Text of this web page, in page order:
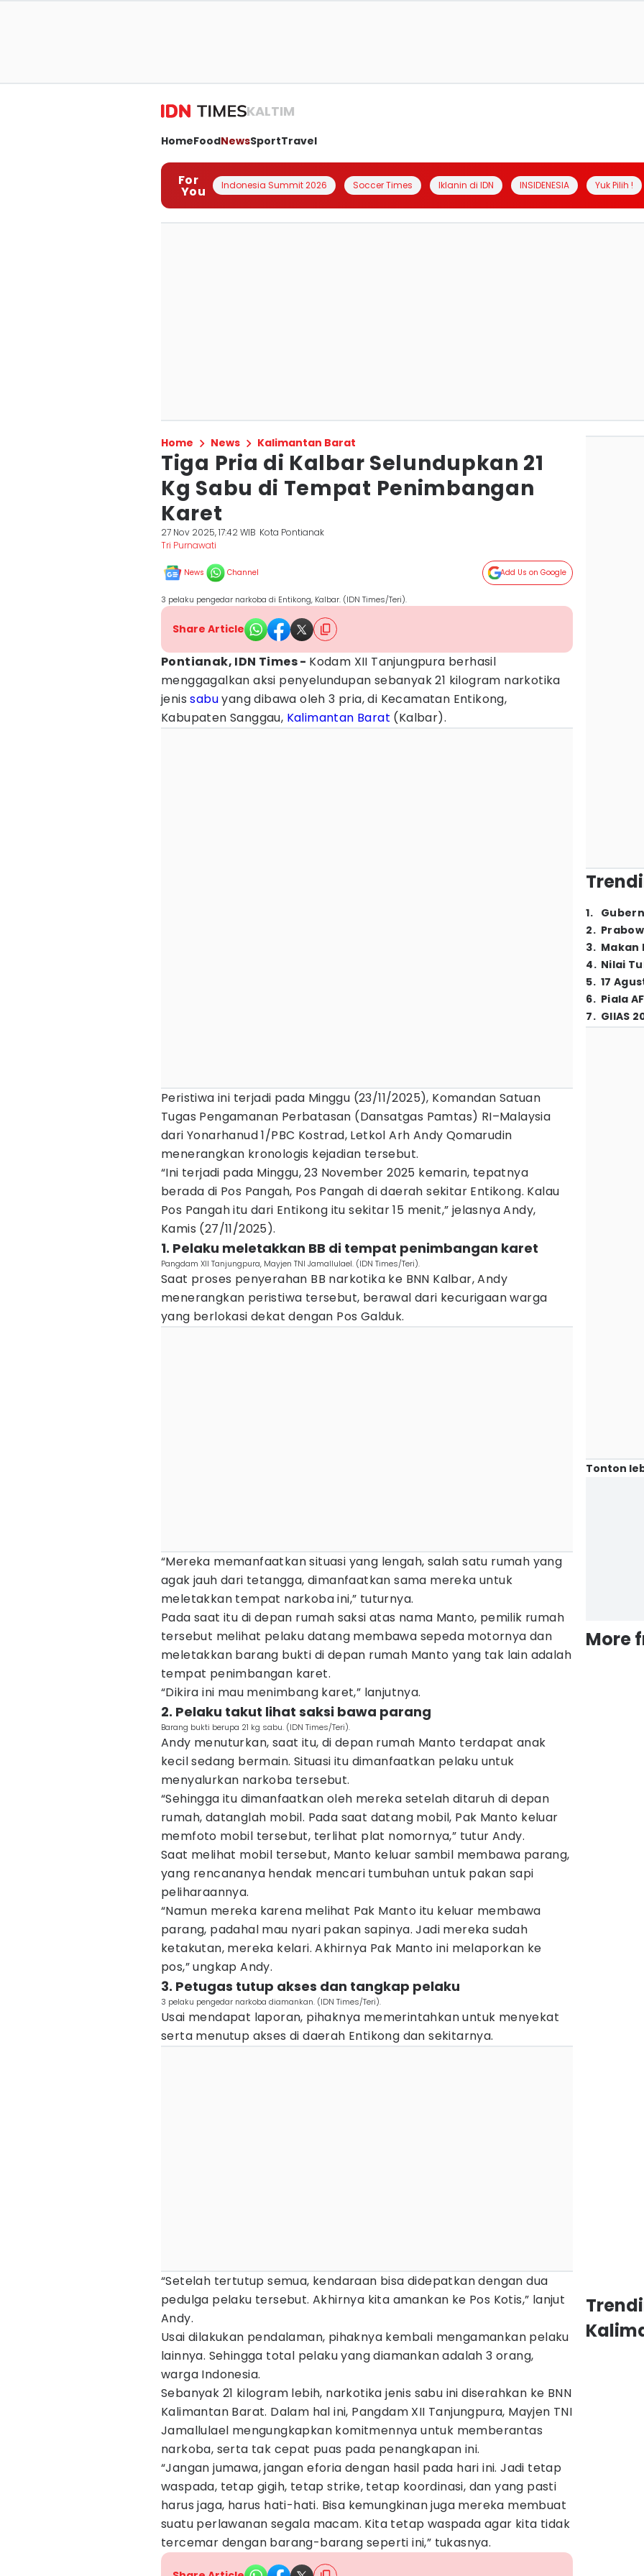
KALTIM
HomeFoodNewsSportTravel
For
You Indonesia Summit 2026 Soccer Times Iklanin di IDN INSIDENESIA Yuk Pilih !
Home News Kalimantan Barat
Tiga Pria di Kalbar Selundupkan 21
Kg Sabu di Tempat Penimbangan
Karet
27 Nov 2025, 17:42 WIB Kota Pontianak
Tri Purnawati
News Channel Add Us on Google
3 pelaku pengedar narkoba di Entikong, Kalbar. (IDN Times/Teri).
Share Article
Pontianak, IDN Times - Kodam XII Tanjungpura berhasil
menggagalkan aksi penyelundupan sebanyak 21 kilogram narkotika
jenissabuyang dibawa oleh 3 pria, di Kecamatan Entikong,
Kabupaten Sanggau, Kalimantan Barat (Kalbar).
Peristiwa ini terjadi pada Minggu (23/11/2025), Komandan Satuan
Tugas Pengamanan Perbatasan (Dansatgas Pamtas) RI–Malaysia
dari Yonarhanud 1/PBC Kostrad, Letkol Arh Andy Qomarudin
menerangkan kronologis kejadian tersebut.
“Ini terjadi pada Minggu, 23 November 2025 kemarin, tepatnya
berada di Pos Pangah, Pos Pangah di daerah sekitar Entikong. Kalau
Pos Pangah itu dari Entikong itu sekitar 15 menit,” jelasnya Andy,
Kamis (27/11/2025).
1. Pelaku meletakkan BB di tempat penimbangan karet
Pangdam XII Tanjungpura, Mayjen TNI Jamallulael. (IDN Times/Teri).
Saat proses penyerahan BB narkotika ke BNN Kalbar, Andy
menerangkan peristiwa tersebut, berawal dari kecurigaan warga
yang berlokasi dekat dengan Pos Galduk.
“Mereka memanfaatkan situasi yang lengah, salah satu rumah yang
agak jauh dari tetangga, dimanfaatkan sama mereka untuk
meletakkan tempat narkoba ini,” tuturnya.
Pada saat itu di depan rumah saksi atas nama Manto, pemilik rumah
tersebut melihat pelaku datang membawa sepeda motornya dan
meletakkan barang bukti di depan rumah Manto yang tak lain adalah
tempat penimbangan karet.
“Dikira ini mau menimbang karet,” lanjutnya.
2. Pelaku takut lihat saksi bawa parang
Barang bukti berupa 21 kg sabu. (IDN Times/Teri).
Andy menuturkan, saat itu, di depan rumah Manto terdapat anak
kecil sedang bermain. Situasi itu dimanfaatkan pelaku untuk
menyalurkan narkoba tersebut.
“Sehingga itu dimanfaatkan oleh mereka setelah ditaruh di depan
rumah, datanglah mobil. Pada saat datang mobil, Pak Manto keluar
memfoto mobil tersebut, terlihat plat nomornya,” tutur Andy.
Saat melihat mobil tersebut, Manto keluar sambil membawa parang,
yang rencananya hendak mencari tumbuhan untuk pakan sapi
peliharaannya.
“Namun mereka karena melihat Pak Manto itu keluar membawa
parang, padahal mau nyari pakan sapinya. Jadi mereka sudah
ketakutan, mereka kelari. Akhirnya Pak Manto ini melaporkan ke
pos,” ungkap Andy.
3. Petugas tutup akses dan tangkap pelaku
3 pelaku pengedar narkoba diamankan. (IDN Times/Teri).
Usai mendapat laporan, pihaknya memerintahkan untuk menyekat
serta menutup akses di daerah Entikong dan sekitarnya.
“Setelah tertutup semua, kendaraan bisa didepatkan dengan dua
pedulga pelaku tersebut. Akhirnya kita amankan ke Pos Kotis,” lanjut
Andy.
Usai dilakukan pendalaman, pihaknya kembali mengamankan pelaku
lainnya. Sehingga total pelaku yang diamankan adalah 3 orang,
warga Indonesia.
Sebanyak 21 kilogram lebih, narkotika jenis sabu ini diserahkan ke BNN
Kalimantan Barat. Dalam hal ini, Pangdam XII Tanjungpura, Mayjen TNI
Jamallulael mengungkapkan komitmennya untuk memberantas
narkoba, serta tak cepat puas pada penangkapan ini.
“Jangan jumawa, jangan eforia dengan hasil pada hari ini. Jadi tetap
waspada, tetap gigih, tetap strike, tetap koordinasi, dan yang pasti
harus jaga, harus hati-hati. Bisa kemungkinan juga mereka membuat
suatu perlawanan segala macam. Kita tetap waspada agar kita tidak
tercemar dengan barang-barang seperti ini,” tukasnya.
1.
2.
3. Makan
4. Nilai
5. 17
6. Piala
7. GIIAS
Tonton
More